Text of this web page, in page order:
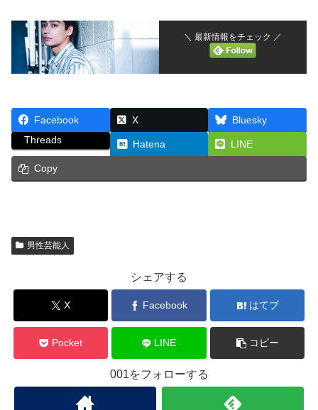
＼ 最新情報をチェック ／
Facebook X
Bluesky
Threads
Hatena LINE
Copy
男性芸能人
シェアする
X Facebook はてブ
Pocket LINE コピー
001をフォローする